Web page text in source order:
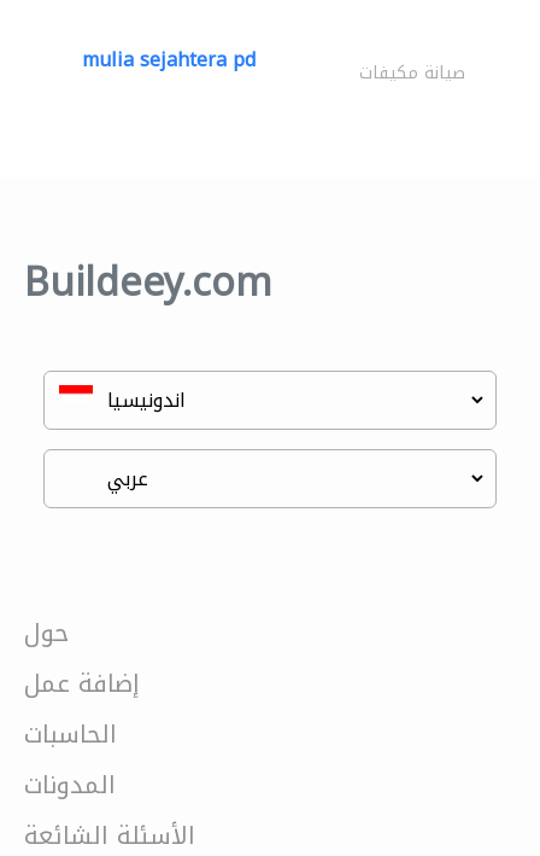
mulia sejahtera pd صيانة مكيفات
Buildeey.com
حول
إضافة عمل
الحاسبات
المدونات
الأسئلة الشائعة